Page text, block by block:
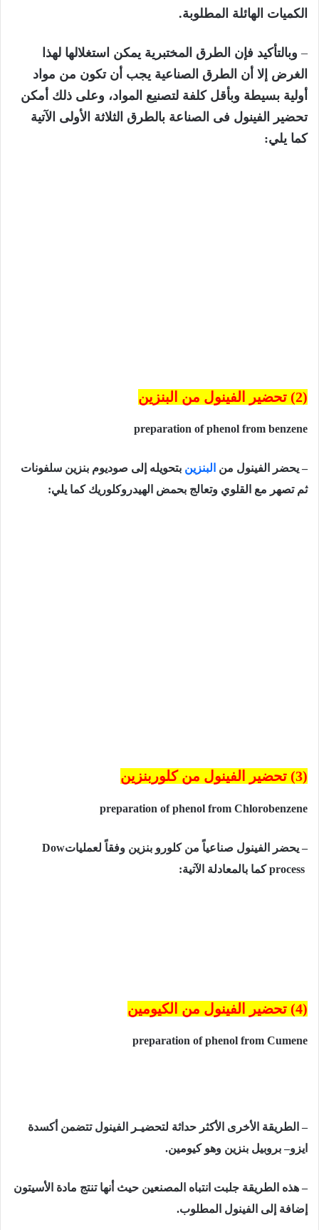
الكميات الهائلة المطلوبة.
– وبالتأكيد فإن الطرق المختبرية يمكن استغلالها لهذا
الغرض إلا أن الطرق الصناعية يجب أن تكون من مواد
أولية بسيطة وبأقل كلفة لتصنيع المواد، وعلى ذلك أمكن
تحضير الفينول فى الصناعة بالطرق الثلاثة الأولى الآتية
كما يلي:
(2) تحضير الفينول من البنزين
preparation of phenol from benzene
– يحضر الفينول من البنزين بتحويله إلى صوديوم بنزين سلفونات
ثم تصهر مع القلوي وتعالج بحمض الهيدروكلوريك كما يلي:
(3) تحضير الفينول من كلوربنزين
preparation of phenol from Chlorobenzene
– يحضر الفينول صناعياً منكلورو بنزين وفقاً لعملياتDow
process كما بالمعادلة الآتية:
(4) تحضير الفينول من الكيومين
preparation of phenol from Cumene
– الطريقة الأخرى الأكثر حداثة لتحضيـر الفينول تتضمن أكسدة
ايزو– بروبيل بنزين وهو كيومين.
– هذه الطريقة جلبت انتباه المصنعين حيث أنها تنتج مادة الأسيتون
إضافة إلى الفينول المطلوب.